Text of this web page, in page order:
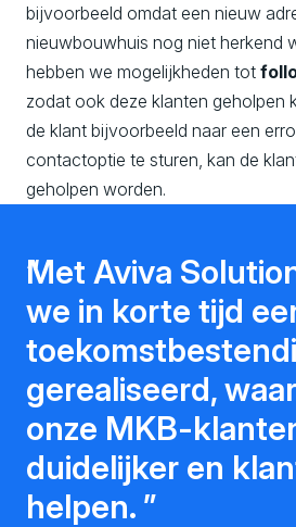
bijvoorbeeld omdat een nieuw
nieuwbouwhuis nog niet herkend
hebben we mogelijkheden tot
zodat ook deze klanten geholpen
de klant bijvoorbeeld naar een
contactoptie te sturen, kan de
geholpen worden.
Met Aviva
we in korte tijd
gerealiseerd,
onze MKB-
duidelijker en
helpen.